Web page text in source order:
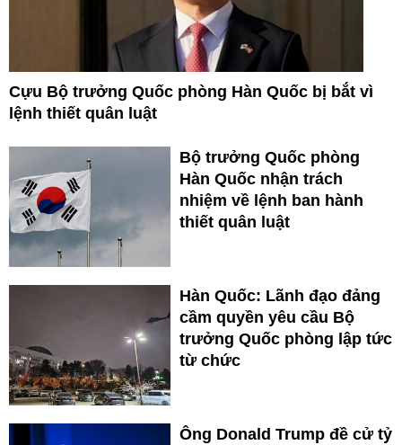
Cựu Bộ trưởng Quốc phòng Hàn Quốc bị bắt vì
lệnh thiết quân luật
Bộ trưởng Quốc phòng
Hàn Quốc nhận trách
nhiệm về lệnh ban hành
thiết quân luật
Hàn Quốc: Lãnh đạo đảng
cầm quyền yêu cầu Bộ
trưởng Quốc phòng lập tức
từ chức
Ông Donald Trump đề cử tỷ